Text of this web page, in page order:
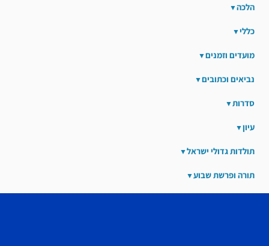
הלכה
כללי
מועדים וזמנים
נביאים וכתובים
סדרות
עיון
תולדות גדולי ישראל
תורה ופרשת שבוע